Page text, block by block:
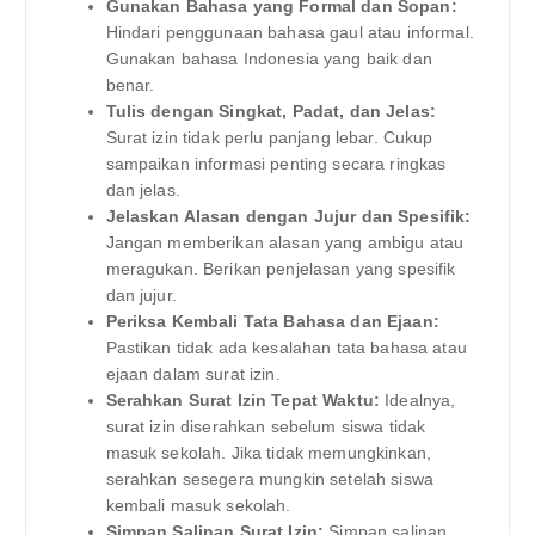
Gunakan Bahasa yang Formal dan Sopan:
Hindari penggunaan bahasa gaul atau informal.
Gunakan bahasa Indonesia yang baik dan
benar.
Tulis dengan Singkat, Padat, dan Jelas:
Surat izin tidak perlu panjang lebar. Cukup
sampaikan informasi penting secara ringkas
dan jelas.
Jelaskan Alasan dengan Jujur dan Spesifik:
Jangan memberikan alasan yang ambigu atau
meragukan. Berikan penjelasan yang spesifik
dan jujur.
Periksa Kembali Tata Bahasa dan Ejaan:
Pastikan tidak ada kesalahan tata bahasa atau
ejaan dalam surat izin.
Serahkan Surat Izin Tepat Waktu: Idealnya,
surat izin diserahkan sebelum siswa tidak
masuk sekolah. Jika tidak memungkinkan,
serahkan sesegera mungkin setelah siswa
kembali masuk sekolah.